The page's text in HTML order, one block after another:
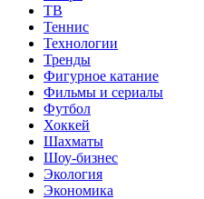
ТВ
Теннис
Технологии
Тренды
Фигурное катание
Фильмы и сериалы
Футбол
Хоккей
Шахматы
Шоу-бизнес
Экология
Экономика